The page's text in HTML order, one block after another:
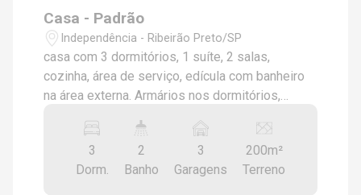
Casa - Padrão
Independência - Ribeirão Preto/SP
casa com 3 dormitórios, 1 suíte, 2 salas,
cozinha, área de serviço, edícula com banheiro
na área externa. Armários nos dormitórios,
3
Dorm.
2
Banho
3
Garagens
200m²
Terreno